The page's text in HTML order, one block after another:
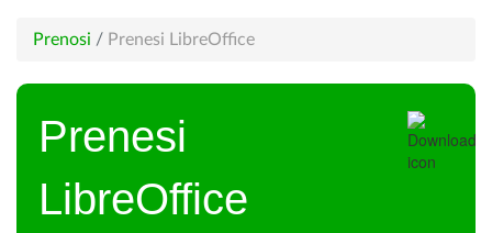
Prenosi / Prenesi LibreOffice
Prenesi
LibreOffice